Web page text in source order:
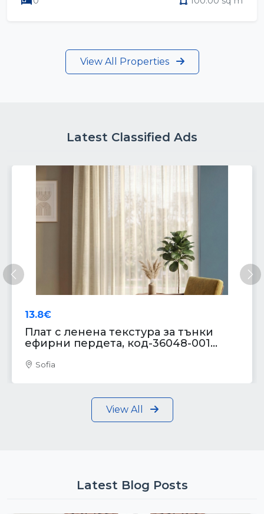
View All Properties
Latest Classified Ads
13.8€
Плат с ленена текстура за тънки
ефирни пердета, код-36048-001...
Sofia
Previous
View All
Latest Blog Posts